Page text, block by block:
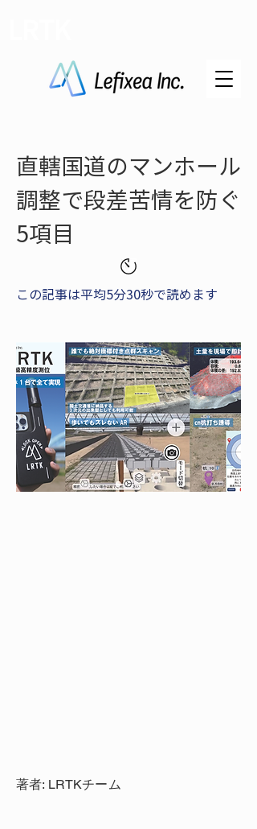
直轄国道のマンホール
調整で段差苦情を防ぐ
5項目
この記事は平均5分30秒で読めます
著者: LRTKチーム